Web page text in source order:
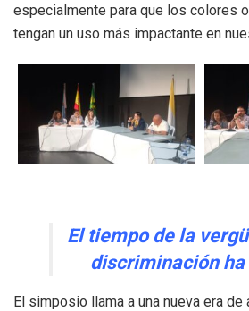
especialmente para que los colores
tengan un uso más impactante en
El tiempo de la
discriminación ha
El simposio llama a una nueva era